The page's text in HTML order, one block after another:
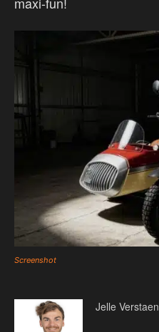
Screenshot
Jelle Verstaen